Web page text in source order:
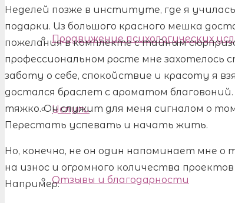
Продвижение психологических
Услуги
Отзывы и благодарности
Неделей позже в институте, где я
подарки. Из большого красного мешка
пожелания в комплекте с тайным
профессиональном росте мне
заботу о себе, спокойствие и красоту я
достался браслет с ароматом
тяжко. Он служит для меня сигналом о
Перестать успевать и начать жить.
Но, конечно, не он один напоминает мне
на износ и огромного количества
Например: